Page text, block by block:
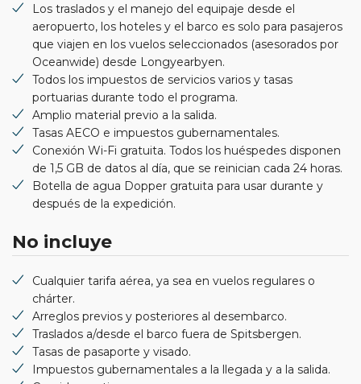
Los traslados y el manejo del equipaje desde el
aeropuerto, los hoteles y el barco es solo para pasajeros
que viajen en los vuelos seleccionados (asesorados por
Oceanwide) desde Longyearbyen.
Todos los impuestos de servicios varios y tasas
portuarias durante todo el programa.
Amplio material previo a la salida.
Tasas AECO e impuestos gubernamentales.
Conexión Wi-Fi gratuita. Todos los huéspedes disponen
de 1,5 GB de datos al día, que se reinician cada 24 horas.
Botella de agua Dopper gratuita para usar durante y
después de la expedición.
No incluye
Cualquier tarifa aérea, ya sea en vuelos regulares o
chárter.
Arreglos previos y posteriores al desembarco.
Traslados a/desde el barco fuera de Spitsbergen.
Tasas de pasaporte y visado.
Impuestos gubernamentales a la llegada y a la salida.